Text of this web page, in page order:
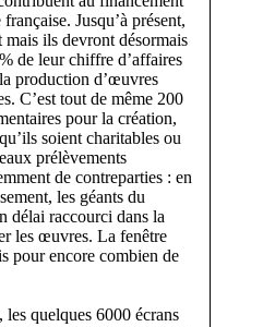
Jusqu’à présent,
mais ils devront désormais
de leur chiffre d’affaires
production d’œuvres
C’est tout de même 200
pour la création,
soient charitables ou
prélèvements
de contreparties : en
les géants du
délai raccourci dans la
les œuvres. La fenêtre
pour encore combien de
quelques 6000 écrans